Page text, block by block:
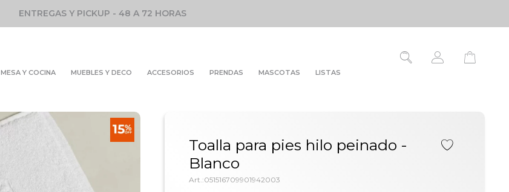
ENTREGAS Y PICKUP - 48 A 72 HORAS
MESA Y COCINA MUEBLES Y DECO ACCESORIOS PRENDAS MASCOTAS LISTAS
Toalla para pies hilo peinado -
Blanco
051516709901942003